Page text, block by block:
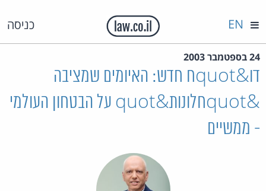
כניסה EN
24 בספטמבר 2003
דו&quotח חדש: האיומים שמציבה
&quotחלונות&quot על הבטחון העולמי
- ממשיים